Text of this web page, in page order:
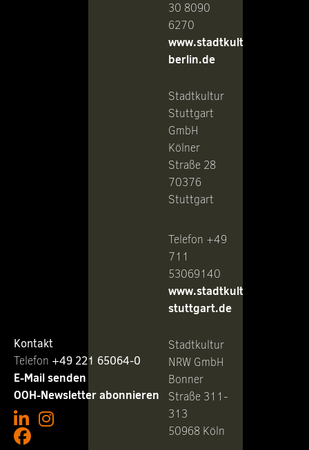
Kontakt
Telefon ‭ +49 221 65064-0
E-Mail senden
OOH-Newsletter abonnieren
30 8090
6270
www.stadtkultur-
berlin.de
Stadtkultur
Stuttgart
GmbH
Kölner
Straße 28
70376
Stuttgart
Telefon +49
711
53069140
www.stadtkultur-
stuttgart.de
Stadtkultur
NRW GmbH
Bonner
Straße 311-
313
50968 Köln